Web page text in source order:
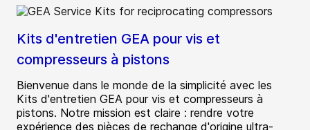
Kits d'entretien GEA pour vis et
compresseurs à pistons
Bienvenue dans le monde de la simplicité avec les
Kits d'entretien GEA pour vis et compresseurs à
pistons. Notre mission est claire : rendre votre
expérience des pièces de rechange d'origine ultra-